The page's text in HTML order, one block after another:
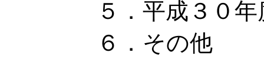
５．平成３０年度
６．その他